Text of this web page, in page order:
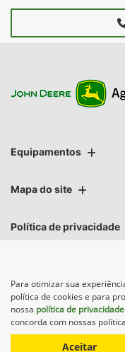
Equipamentos
Mapa do site
Política de privacidade
AGROSUL
Para otimizar sua
política de cookies e para
nossa política de privacidade
concorda com nossas
Aceitar